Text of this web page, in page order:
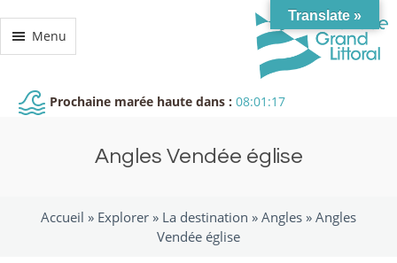
Menu
Prochaine marée haute dans : 08:01:17
Angles Vendée église
Accueil » Explorer » La destination » Angles » Angles
Vendée église
Translate »